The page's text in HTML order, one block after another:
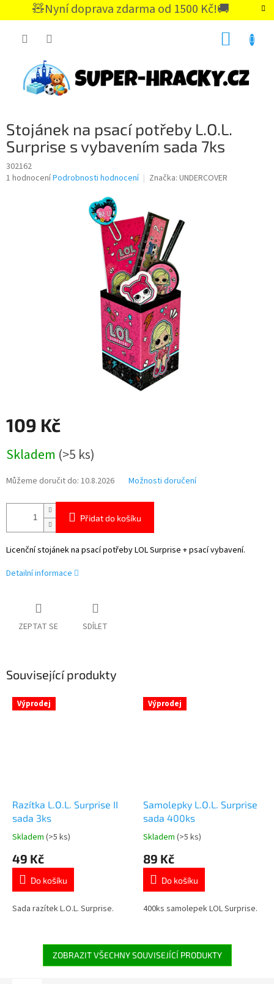
🧸Nyní doprava zdarma od 1500 Kč!🚚
CZK
Stojánek na psací potřeby L.O.L.
Surprise s vybavením sada 7ks
302162
Průměrné
1 hodnoceníPodrobnosti hodnocení Značka: UNDERCOVER
109 Kč
cena:
Skladem (>5 ks)
Můžeme doručit do: 10.8.2026 Možnosti doručení
Přidat do košíku
Licenční stojánek na psací potřeby LOL Surprise + psací vybavení.
Detailní informace
ZEPTAT SE SDÍLET
Související produkty
Výprodej
Razítka L.O.L. Surprise II
sada 3ks
Průměrné
produktu
5,0
5
Skladem (>5 ks)
49 Kč
Do košíku
Sada razítek L.O.L. Surprise.
Výprodej
Samolepky L.O.L. Surprise
sada 400ks
Průměrné
produktu
4,9
5
Skladem (>5 ks)
89 Kč
Do košíku
400ks samolepek LOL Surprise.
ZOBRAZIT VŠECHNY SOUVISEJÍCÍ PRODUKTY